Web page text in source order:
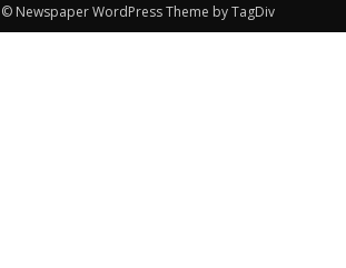
© Newspaper WordPress Theme by TagDiv